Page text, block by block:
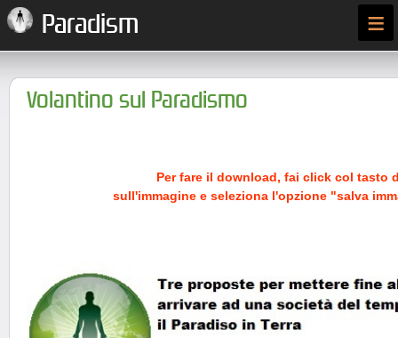
Paradism ≡
Volantino sul Paradismo
Per fare il download, fai click col tasto
sull'immagine e seleziona l'opzione "salva